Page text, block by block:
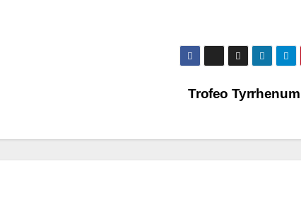
Trofeo